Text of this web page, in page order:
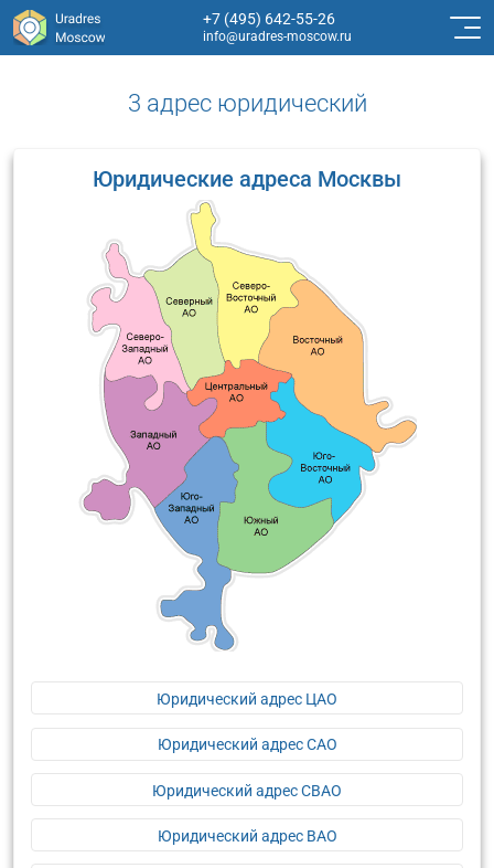
+7 (495) 642-55-26
info@uradres-moscow.ru
3 адрес юридический
Юридические адреса Москвы
Юридический адрес ЦАО
Юридический адрес САО
Юридический адрес СВАО
Юридический адрес ВАО